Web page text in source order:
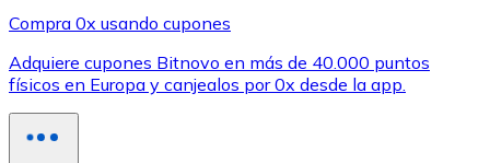
Compra 0x usando cupones
Adquiere cupones Bitnovo en más de 40.000 puntos
físicos en Europa y canjealos por 0x desde la app.